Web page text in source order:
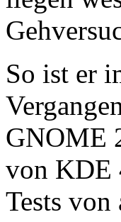
So ist er
GNOME
von KDE
Tests